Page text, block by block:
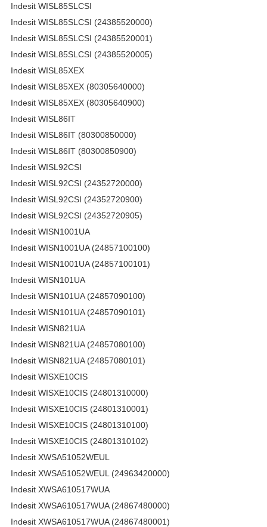
Indesit WISL85SLCSI
Indesit WISL85SLCSI (24385520000)
Indesit WISL85SLCSI (24385520001)
Indesit WISL85SLCSI (24385520005)
Indesit WISL85XEX
Indesit WISL85XEX (80305640000)
Indesit WISL85XEX (80305640900)
Indesit WISL86IT
Indesit WISL86IT (80300850000)
Indesit WISL86IT (80300850900)
Indesit WISL92CSI
Indesit WISL92CSI (24352720000)
Indesit WISL92CSI (24352720900)
Indesit WISL92CSI (24352720905)
Indesit WISN1001UA
Indesit WISN1001UA (24857100100)
Indesit WISN1001UA (24857100101)
Indesit WISN101UA
Indesit WISN101UA (24857090100)
Indesit WISN101UA (24857090101)
Indesit WISN821UA
Indesit WISN821UA (24857080100)
Indesit WISN821UA (24857080101)
Indesit WISXE10CIS
Indesit WISXE10CIS (24801310000)
Indesit WISXE10CIS (24801310001)
Indesit WISXE10CIS (24801310100)
Indesit WISXE10CIS (24801310102)
Indesit XWSA51052WEUL
Indesit XWSA51052WEUL (24963420000)
Indesit XWSA610517WUA
Indesit XWSA610517WUA (24867480000)
Indesit XWSA610517WUA (24867480001)